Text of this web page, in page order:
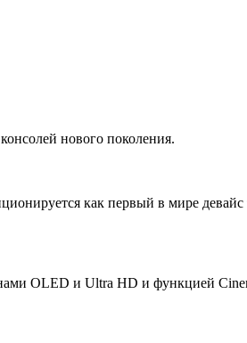
нового поколения.
как первый в мире девайс
OLED и Ultra HD и функцией